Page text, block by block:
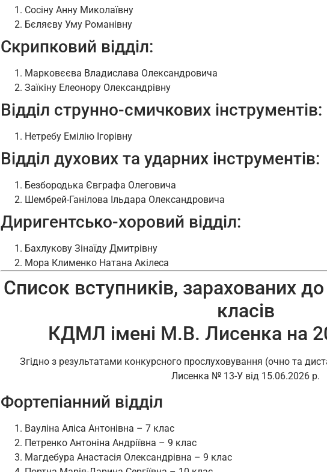
Сосіну Анну Миколаївну
Бєляєву Уму Романівну
Скрипковий відділ:
Марковєєва Владислава Олександровича
Заїкіну Елеонору Олександрівну
Відділ струнно-смичкових інструментів:
Нетребу Емілію Ігорівну
Відділ духових та ударних інструментів:
Безбородька Євграфа Олеговича
Шембрей-Ганілова Ільдара Олександровича
Диригентсько-хоровий відділ:
Бахлукову Зінаїду Дмитрівну
Мора Клименко Натана Акілеса
Список вступників, зарахованих
класів
КДМЛ імені М.В. Лисенка на
Згідно з результатами конкурсного прослуховування (очно та
Лисенка № 13-У від 15.06.2026 р.
Фортепіанний відділ
Вауліна Аліса Антонівна – 7 клас
Петренко Антоніна Андріївна – 9 клас
Магдебура Анастасія Олександрівна – 9 клас